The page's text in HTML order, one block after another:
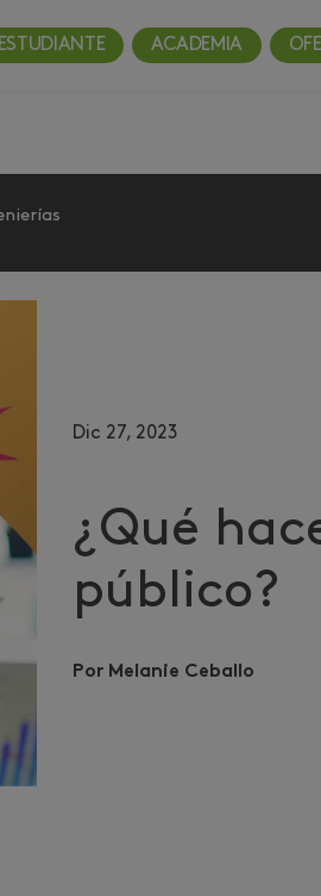
ACADEMIA
Dic 27, 2023
¿Qué
público?
Por Melanie Ceballo